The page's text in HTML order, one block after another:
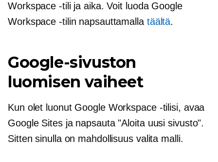
Workspace -tili ja aika. Voit luoda Google
Workspace -tilin napsauttamalla täältä.
Google-sivuston
luomisen vaiheet
Kun olet luonut Google Workspace -tilisi, avaa
Google Sites ja napsauta "Aloita uusi sivusto".
Sitten sinulla on mahdollisuus valita malli.